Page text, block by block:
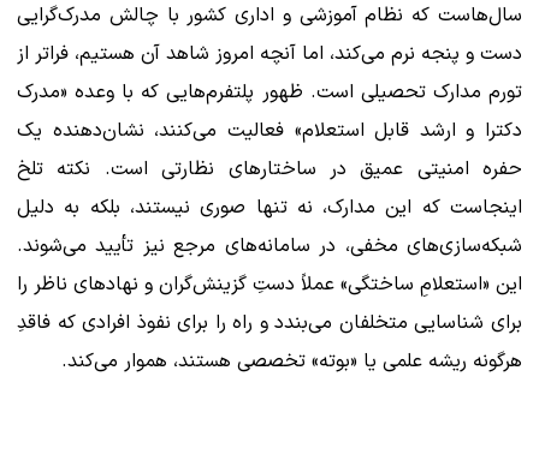
سال‌هاست که نظام آموزشی و اداری کشور با چالش مدرک‌گرایی
دست‌ و پنجه نرم می‌کند، اما آنچه امروز شاهد آن هستیم، فراتر از
تورم مدارک تحصیلی است. ظهور پلتفرم‌هایی که با وعده «مدرک
دکترا و ارشد قابل استعلام» فعالیت می‌کنند، نشان‌دهنده یک
حفره امنیتی عمیق در ساختارهای نظارتی است. نکته تلخ
اینجاست که این مدارک، نه تنها صوری نیستند، بلکه به دلیل
شبکه‌سازی‌های مخفی، در سامانه‌های مرجع نیز تأیید می‌شوند.
این «استعلامِ ساختگی» عملاً دستِ گزینش‌گران و نهادهای ناظر را
برای شناسایی متخلفان می‌بندد و راه را برای نفوذ افرادی که فاقدِ
هرگونه ریشه علمی یا «بوته‌» تخصصی هستند، هموار می‌کند.